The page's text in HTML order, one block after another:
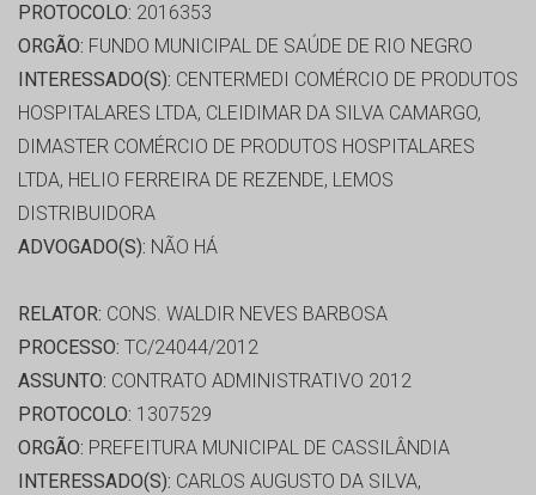
PROTOCOLO: 2016353
ORGÃO: FUNDO MUNICIPAL DE SAÚDE DE RIO NEGRO
INTERESSADO(S): CENTERMEDI COMÉRCIO DE PRODUTOS
HOSPITALARES LTDA, CLEIDIMAR DA SILVA CAMARGO,
DIMASTER COMÉRCIO DE PRODUTOS HOSPITALARES
LTDA, HELIO FERREIRA DE REZENDE, LEMOS
DISTRIBUIDORA
ADVOGADO(S): NÃO HÁ
RELATOR: CONS. WALDIR NEVES BARBOSA
PROCESSO: TC/24044/2012
ASSUNTO: CONTRATO ADMINISTRATIVO 2012
PROTOCOLO: 1307529
ORGÃO: PREFEITURA MUNICIPAL DE CASSILÂNDIA
INTERESSADO(S): CARLOS AUGUSTO DA SILVA,